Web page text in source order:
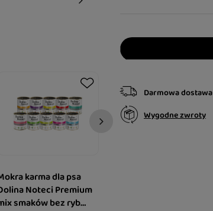
Darmowa dostawa
Wygodne zwroty
karma dla psa
Noteci Premium
smaków bez ryb
Mokra karma dla psa
Dolina Noteci Premium